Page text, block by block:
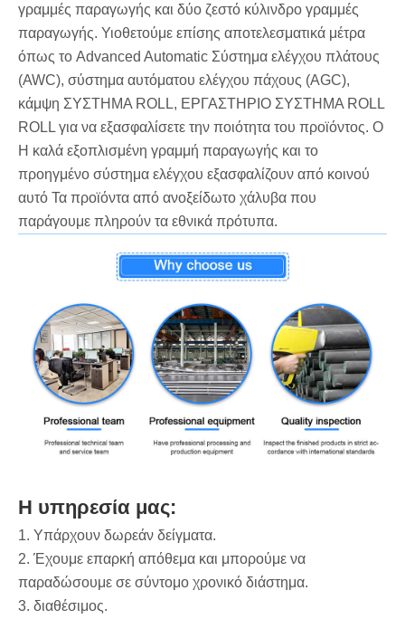
γραμμές παραγωγής και δύο ζεστό κύλινδρο γραμμές
παραγωγής. Υιοθετούμε επίσης αποτελεσματικά μέτρα
όπως το Advanced Automatic Σύστημα ελέγχου πλάτους
(AWC), σύστημα αυτόματου ελέγχου πάχους (AGC),
κάμψη ΣΥΣΤΗΜΑ ROLL, ΕΡΓΑΣΤΗΡΙΟ ΣΥΣΤΗΜΑ ROLL
ROLL για να εξασφαλίσετε την ποιότητα του προϊόντος. Ο
Η καλά εξοπλισμένη γραμμή παραγωγής και το
προηγμένο σύστημα ελέγχου εξασφαλίζουν από κοινού
αυτό Τα προϊόντα από ανοξείδωτο χάλυβα που
παράγουμε πληρούν τα εθνικά πρότυπα.
Η υπηρεσία μας:
1. Υπάρχουν δωρεάν δείγματα.
2. Έχουμε επαρκή απόθεμα και μπορούμε να
παραδώσουμε σε σύντομο χρονικό διάστημα.
3. διαθέσιμος.